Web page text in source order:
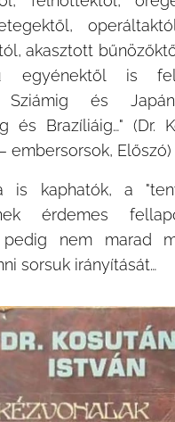
akasztott
egyénektől is
Sziámig és
és Brazíliáig…" (Dr.
embersorsok, Előszó)
is kaphatók, a
érdemes
pedig nem marad
sorsuk irányítását…